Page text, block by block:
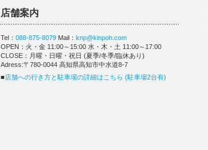
店舗案内
Tel： 088-875-8079 Mail： knp@kinpoh.com
OPEN：火・金 11:00～15:00 水・木・土 11:00～17:00
CLOSE：月曜・日曜・祝日 (夏季/冬季/臨休あり)
Adress:〒780-0044 高知県高知市中水道8-7
■店舗への行き方と駐車場の詳細はこちら (駐車場2台有)